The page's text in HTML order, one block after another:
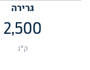
גרירה
2,500
ק"ג